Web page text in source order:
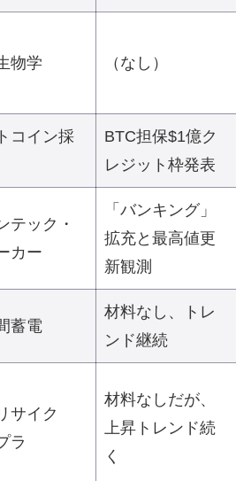
物学 （なし）
コイン採
BTC担保$1億ク
レジット枠発表
テック・
カー
「バンキング」
拡充と最高値更
新観測
蓄電
材料なし、トレ
ンド継続
サイク
ラ
材料なしだが、
上昇トレンド続
く